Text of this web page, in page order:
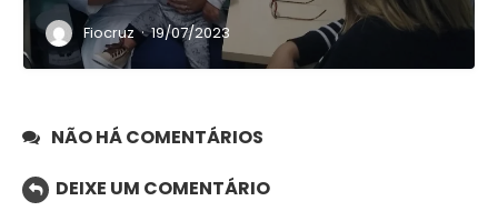
Fiocruz · 19/07/2023
NÃO HÁ COMENTÁRIOS
DEIXE UM COMENTÁRIO